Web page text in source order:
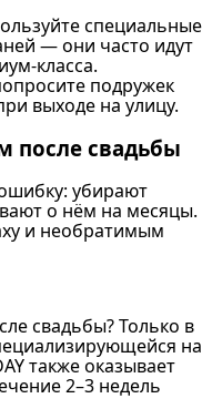
специальные
— они часто идут
класса.
подружек
выходе на улицу.
после свадьбы
убирают
о нём на месяцы.
и необратимым
свадьбы? Только в
на
также оказывает
2–3 недель